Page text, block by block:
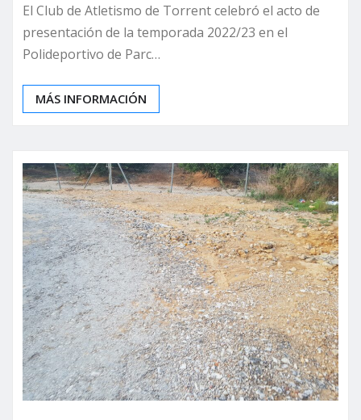
El Club de Atletismo de Torrent celebró el acto de
presentación de la temporada 2022/23 en el
Polideportivo de Parc…
MÁS INFORMACIÓN